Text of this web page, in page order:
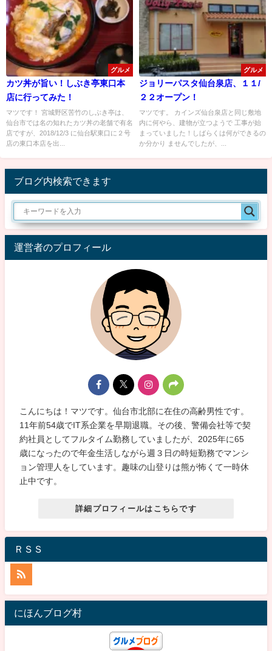
グルメ
カツ丼が旨い！しぶき亭東口本
店に行ってみた！
マツです！ 宮城野区苦竹のしぶき亭は、
仙台市では名の知れたカツ丼の老舗で有名
店ですが、2018/12/3 に仙台駅東口に２号
店の東口本店を出...
グルメ
ジョリーパスタ仙台泉店、１１/
２２オープン！
マツです。 カインズ仙台泉店と同じ敷地
内に何やら、建物が立つようで 工事が始
まっていました！しばらくは何ができるの
か分かり ませんでしたが、...
ブログ内検索できます
運営者のプロフィール
こんにちは！マツです。仙台市北部に在住の高齢男性です。
11年前54歳でIT系企業を早期退職。その後、警備会社等で契
約社員としてフルタイム勤務していましたが、2025年に65
歳になったので年金生活しながら週３日の時短勤務でマンシ
ョン管理人をしています。趣味の山登りは熊が怖くて一時休
止中です。
詳細プロフィールはこちらです
ＲＳＳ
にほんブログ村